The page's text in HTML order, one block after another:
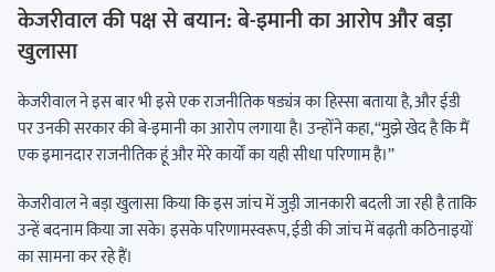
केजरीवाल की पक्ष से बयान: बे-इमानी का आरोप और बड़ा
खुलासा
केजरीवाल ने इस बार भी इसे एक राजनीतिक षड्यंत्र का हिस्सा बताया है, और ईडी
पर उनकी सरकार की बे-इमानी का आरोप लगाया है। उन्होंने कहा, “मुझे खेद है कि मैं
एक इमानदार राजनीतिक हूं और मेरे कार्यों का यही सीधा परिणाम है।”
केजरीवाल ने बड़ा खुलासा किया कि इस जांच में जुड़ी जानकारी बदली जा रही है ताकि
उन्हें बदनाम किया जा सके। इसके परिणामस्वरूप, ईडी की जांच में बढ़ती कठिनाइयों
का सामना कर रहे हैं।